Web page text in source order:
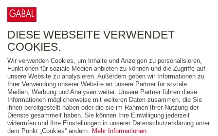
FREITEXT
AUSGABEART
AUS DER REIHE
ZUM THEMA
DIESE WEBSEITE VERWENDET
COOKIES.
Wir verwenden Cookies, um Inhalte und Anzeigen zu personalisieren,
Funktionen für soziale Medien anbieten zu können und die Zugriffe auf
unsere Website zu analysieren. Außerdem geben wir Informationen zu
Ihrer Verwendung unserer Website an unsere Partner für soziale
Medien, Werbung und Analysen weiter. Unsere Partner führen diese
Informationen möglicherweise mit weiteren Daten zusammen, die Sie
ihnen bereitgestellt haben oder die sie im Rahmen Ihrer Nutzung der
Dienste gesammelt haben. Sie können Ihre Einwilligung jederzeit
widerrufen und Ihre Einstellungen in unserer Datenschutzerklärung unter
dem Punkt „Cookies“ ändern. Mehr Informationen.